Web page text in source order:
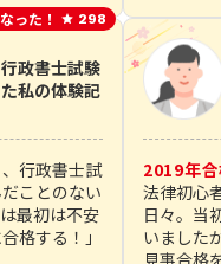
った！ 298
政書士試験
私の体験記
行政書士試
ことのない
最初は不安
格する！」
2019年
法律初心
日々。当
いました
見事合格